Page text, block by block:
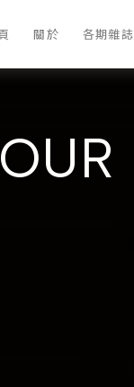
關於 各期雜誌